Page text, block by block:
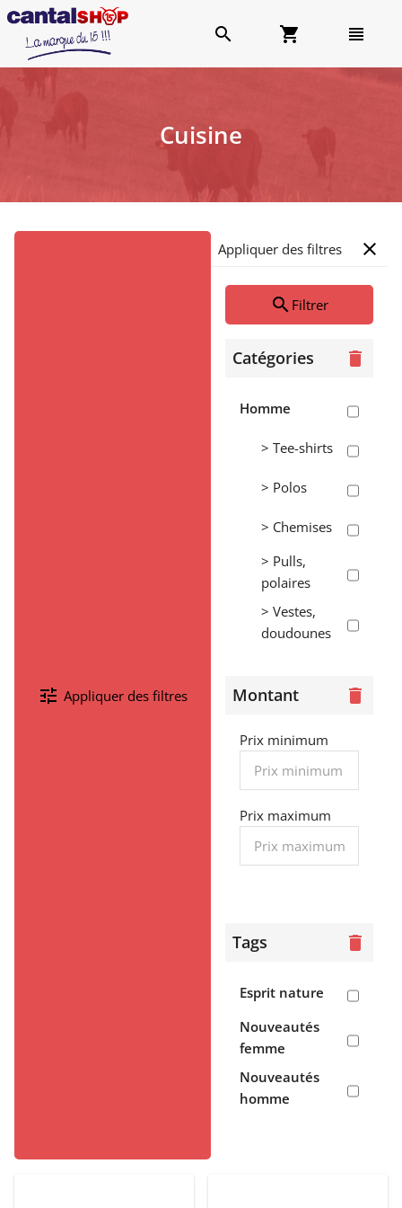
search shopping_cart view_headline
Cuisine
tune Appliquer des filtres
Appliquer des filtres close
search Filtrer
Catégories delete
Homme
> Tee-shirts
> Polos
> Chemises
> Pulls,
polaires
> Vestes,
doudounes
jogging
> Sweats
Femme
> Tee-shirts,
> Polos
> Pulls,
> Vestes,
> Robes,
jogging
Montant delete
Prix minimum
Prix maximum
Tags delete
Esprit nature
Nouveautés
femme
Nouveautés
homme